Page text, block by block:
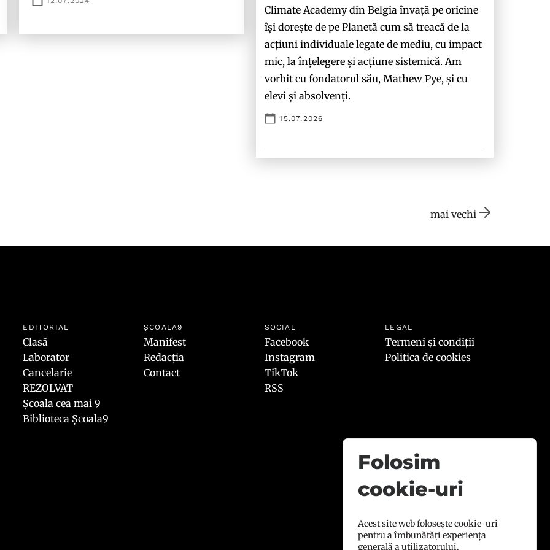
Climate Academy din Belgia învață pe oricine
își dorește de pe Planetă cum să treacă de la
acțiuni individuale legate de mediu, cu impact
mic, la înțelegere și acțiune sistemică. Am
vorbit cu fondatorul său, Mathew Pye, și cu
elevi și absolvenți.
15.07.2026
mai vechi
EDITORIAL
Clasă
Laborator
Cancelarie
REZOLVAT
Școala cea mai 9
Biblioteca Școala9
ȘCOALA9
Manifest
Redacția
Contact
SOCIAL
Facebook
Instagram
TikTok
RSS
LEGAL
Termeni și condiții
Politica de cookies
Folosim
cookie-uri
Acest site web folosește cookie-uri
pentru a îmbunătăți experiența
generală a utilizatorului.